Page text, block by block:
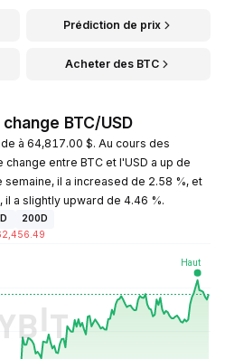
Prédiction de prix
Acheter des BTC
BTC/USD
à 64,817.00 $. Au cours des
entre BTC et l'USD a up de
il a increased de 2.58 %, et
a slightly upward de 4.46 %.
200D